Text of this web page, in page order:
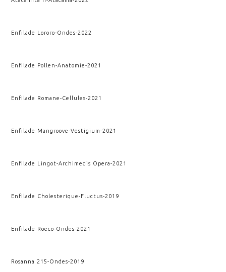
Enfilade Lororo-Ondes-2022
Enfilade Pollen-Anatomie-2021
Enfilade Romane-Cellules-2021
Enfilade Mangroove-Vestigium-2021
Enfilade Lingot-Archimedis Opera-2021
Enfilade Cholesterique- Fluctus-2019
Enfilade Roeco-Ondes-2021
Rosanna 215-Ondes-2019